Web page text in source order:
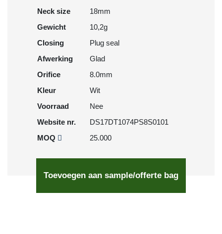
Neck size
18mm
Gewicht
10,2g
Closing
Plug seal
Afwerking
Glad
Orifice
8.0mm
Kleur
Wit
Voorraad
Nee
Website nr.
DS17DT1074PS8S0101
MOQ
25.000
Toevoegen aan sample/offerte bag